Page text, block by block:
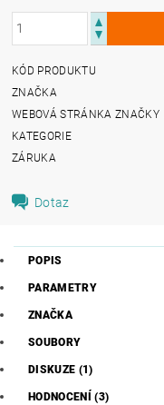
KÓD PRODUKTU
ZNAČKA
WEBOVÁ STRÁNKA ZNAČKY
KATEGORIE
ZÁRUKA
Dotaz
POPIS
PARAMETRY
ZNAČKA
SOUBORY
DISKUZE (1)
HODNOCENÍ (3)